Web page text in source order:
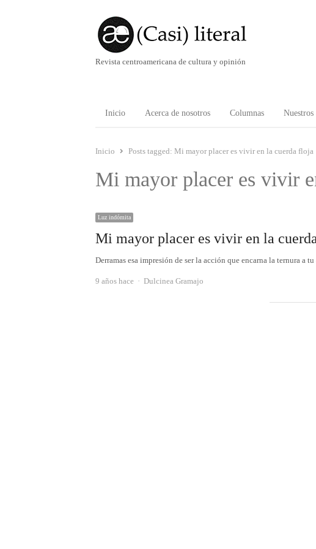
Revista centroamericana de cultura y opinión
Inicio Acerca de nosotros Columnas Nuestros
Inicio Posts tagged: Mi mayor placer es vivir en la cuerda floja
Mi mayor placer es vivir
Luz indómita
Mi mayor placer es vivir en la
Derramas esa impresión de ser la acción que encarna la ternura a
9 años hace Autor
Dulcinea Gramajo